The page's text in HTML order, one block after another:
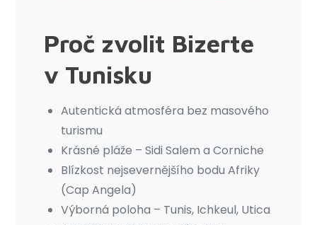
Proč zvolit Bizerte
v Tunisku
Autentická atmosféra bez masového
turismu
Krásné pláže – Sidi Salem a Corniche
Blízkost nejsevernějšího bodu Afriky
(Cap Angela)
Výborná poloha – Tunis, Ichkeul, Utica